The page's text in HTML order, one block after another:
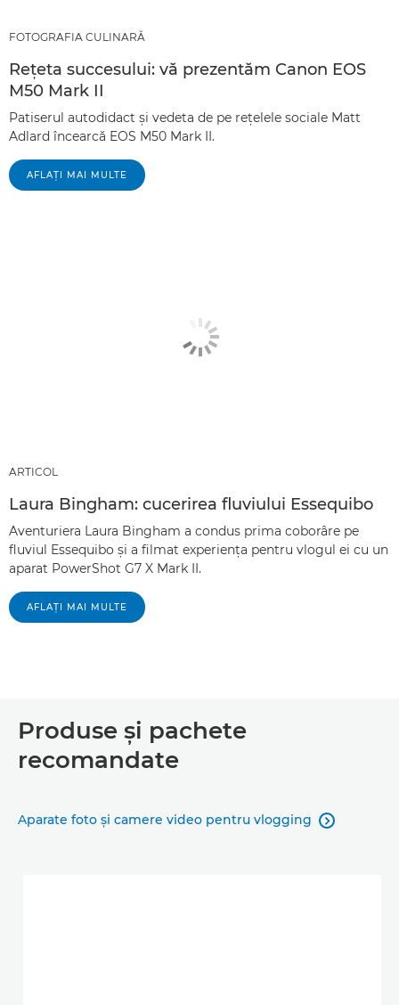
FOTOGRAFIA CULINARĂ
Reţeta succesului: vă prezentăm Canon EOS
M50 Mark II
Patiserul autodidact şi vedeta de pe reţelele sociale Matt
Adlard încearcă EOS M50 Mark II.
AFLAŢI MAI MULTE
ARTICOL
Laura Bingham: cucerirea fluviului Essequibo
Aventuriera Laura Bingham a condus prima coborâre pe
fluviul Essequibo şi a filmat experienţa pentru vlogul ei cu un
aparat PowerShot G7 X Mark II.
AFLAŢI MAI MULTE
Produse şi pachete
recomandate
Aparate foto şi camere video pentru vlogging 